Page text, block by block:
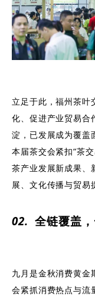
立足于此，福州茶叶
化、促进产业贸易合
淀，已发展成为覆盖
本届茶交会紧扣“茶
茶产业发展新成果、
展、文化传播与贸易
02. 全链覆盖
九月是金秋消费黄金
会紧抓消费热点与流